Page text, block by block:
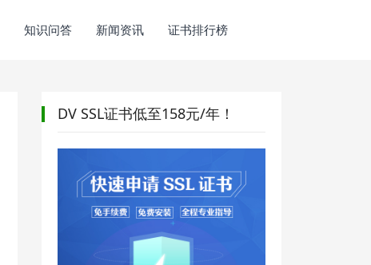
知识问答 新闻资讯 证书排行榜
DV SSL证书低至158元/年！